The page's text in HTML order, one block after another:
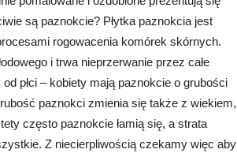
są paznokcie? Płytka paznokcia jest
rogowacenia komórek skórnych.
i trwa nieprzerwanie przez całe
płci – kobiety mają paznokcie o grubości
paznokci zmienia się także z wiekiem,
często paznokcie łamią się, a strata
Z niecierpliwością czekamy więc aby